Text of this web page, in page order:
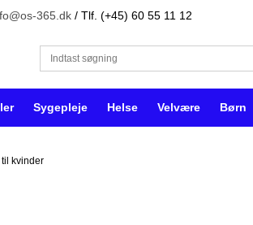
365.dk / Tlf. (+45) 60 55 11 12
Sygepleje Helse Velvære Børn
kvinder